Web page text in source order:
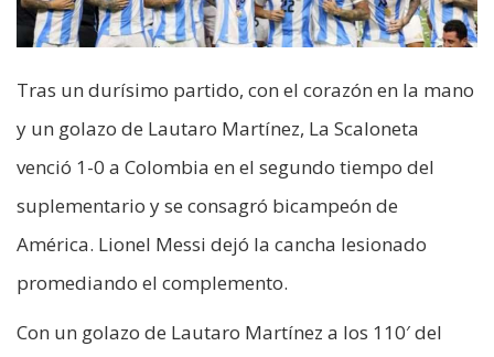
Tras un durísimo partido, con el corazón en la mano
y un golazo de Lautaro Martínez, La Scaloneta
venció 1-0 a Colombia en el segundo tiempo del
suplementario y se consagró bicampeón de
América. Lionel Messi dejó la cancha lesionado
promediando el complemento.
Con un golazo de Lautaro Martínez a los 110′ del